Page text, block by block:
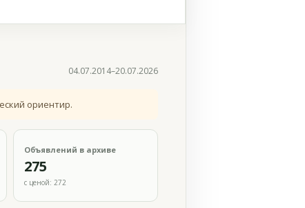
04.07.2014–20.07.2026
ориентир.
Объявлений в архиве
275
с ценой: 272